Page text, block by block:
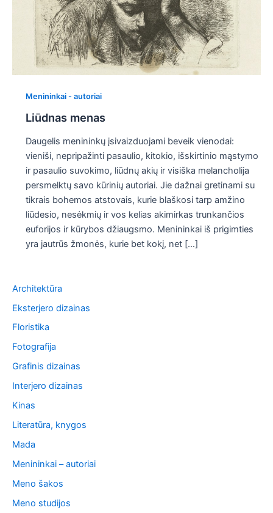
Menininkai - autoriai
Liūdnas menas
Daugelis menininkų įsivaizduojami beveik vienodai:
vieniši, nepripažinti pasaulio, kitokio, išskirtinio mąstymo
ir pasaulio suvokimo, liūdnų akių ir visiška melancholija
persmelktų savo kūrinių autoriai. Jie dažnai gretinami su
tikrais bohemos atstovais, kurie blaškosi tarp amžino
liūdesio, nesėkmių ir vos kelias akimirkas trunkančios
euforijos ir kūrybos džiaugsmo. Menininkai iš prigimties
yra jautrūs žmonės, kurie bet kokį, net […]
Architektūra
Eksterjero dizainas
Floristika
Fotografija
Grafinis dizainas
Interjero dizainas
Kinas
Literatūra, knygos
Mada
Menininkai – autoriai
Meno šakos
Meno studijos